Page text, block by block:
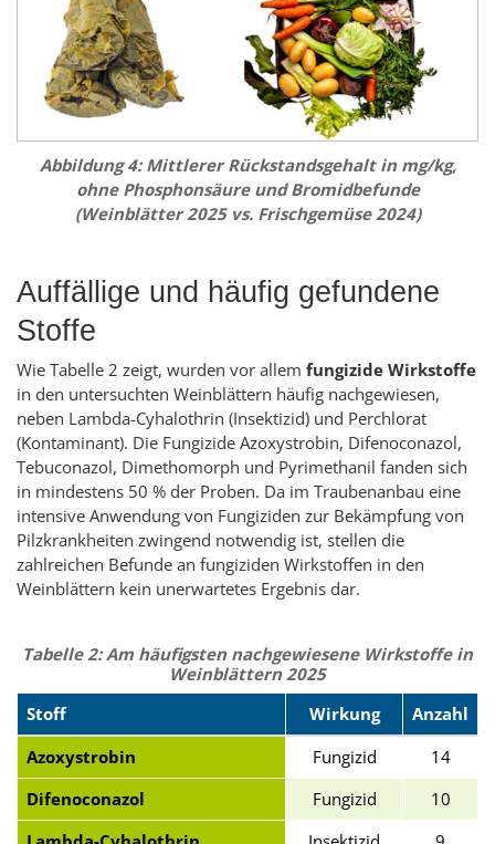
Abbildung 4: Mittlerer Rückstandsgehalt in mg/kg,
ohne Phosphonsäure und Bromidbefunde
(Weinblätter 2025 vs. Frischgemüse 2024)
Auffällige und häufig gefundene
Stoffe
Wie Tabelle 2 zeigt, wurden vor allem fungizide Wirkstoffe
in den untersuchten Weinblättern häufig nachgewiesen,
neben Lambda-Cyhalothrin (Insektizid) und Perchlorat
(Kontaminant). Die Fungizide Azoxystrobin, Difenoconazol,
Tebuconazol, Dimethomorph und Pyrimethanil fanden sich
in mindestens 50 % der Proben. Da im Traubenanbau eine
intensive Anwendung von Fungiziden zur Bekämpfung von
Pilzkrankheiten zwingend notwendig ist, stellen die
zahlreichen Befunde an fungiziden Wirkstoffen in den
Weinblättern kein unerwartetes Ergebnis dar.
Tabelle 2: Am häufigsten nachgewiesene Wirkstoffe in
Weinblättern 2025
Stoff
Wirkung
Anzahl
Azoxystrobin
Fungizid
14
Difenoconazol
Fungizid
10